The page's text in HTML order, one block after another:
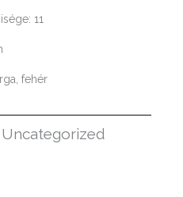
11
fehér
Uncategorized